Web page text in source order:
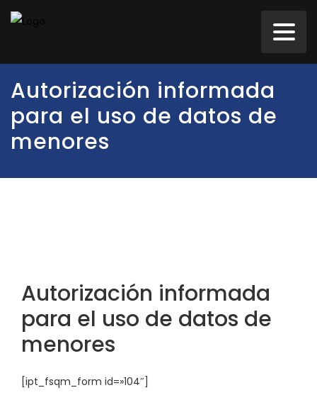
Autorización informada
para el uso de datos de
menores
Autorización informada
para el uso de datos de
menores
[ipt_fsqm_form id=»104″]